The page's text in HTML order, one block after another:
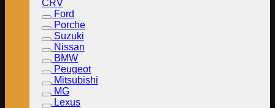
CRV
Ford
Porche
Suzuki
Nissan
BMW
Peugeot
Mitsubishi
MG
Lexus